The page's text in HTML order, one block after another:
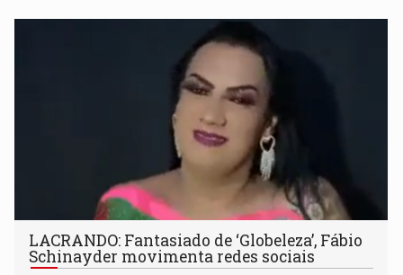
LACRANDO: Fantasiado de ‘Globeleza’, Fábio
Schinayder movimenta redes sociais